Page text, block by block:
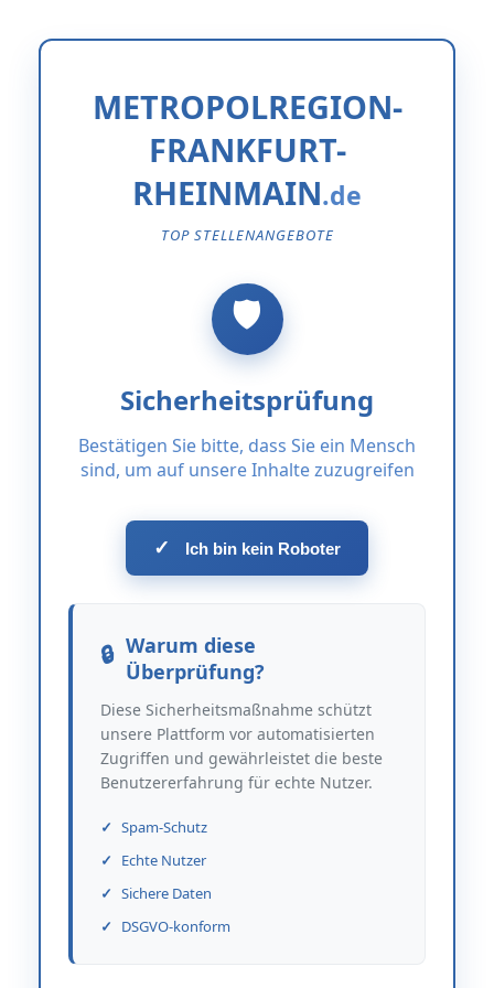
METROPOLREGION-
FRANKFURT-
RHEINMAIN
TOP STELLENANGEBOTE
Sicherheitsprüfung
Bestätigen Sie bitte, dass Sie ein Mensch
sind, um auf unsere Inhalte zuzugreifen
✓ Ich bin kein Roboter
Warum diese
Überprüfung?
Diese Sicherheitsmaßnahme schützt
unsere Plattform vor automatisierten
Zugriffen und gewährleistet die beste
Benutzererfahrung für echte Nutzer.
Spam-Schutz
Echte Nutzer
Sichere Daten
DSGVO-konform